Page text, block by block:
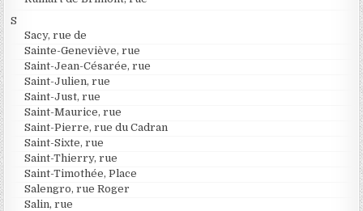
S
Sacy, rue de
Sainte-Geneviève, rue
Saint-Jean-Césarée, rue
Saint-Julien, rue
Saint-Just, rue
Saint-Maurice, rue
Saint-Pierre, rue du Cadran
Saint-Sixte, rue
Saint-Thierry, rue
Saint-Timothée, Place
Salengro, rue Roger
Salin, rue